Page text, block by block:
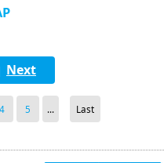
Next
4 5 ... Last